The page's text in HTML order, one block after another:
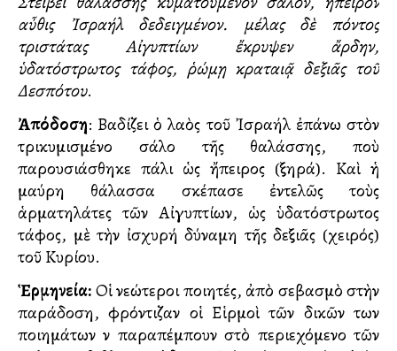
αὖθις Ἰσραήλ δεδειγμένον. μέλας δὲ πόντος
τριστάτας Αἰγυπτίων ἔκρυψεν ἄρδην,
ὑδατόστρωτος τάφος, ῥώμῃ κραταιᾷ δεξιᾶς τοῦ
Δεσπότου.
Ἀπόδοση: Βαδίζει ὁ λαὸς τοῦ Ἰσραήλ ἐπάνω στὸν
τρικυμισμένο σάλο τῆς θαλάσσης, ποὺ
παρουσιάσθηκε πάλι ὡς ἤπειρος (ξηρά). Καὶ ἡ
μαύρη θάλασσα σκέπασε ἐντελῶς τοὺς
ἁρματηλάτες τῶν Αἰγυπτίων, ὡς ὑδατόστρωτος
τάφος, μὲ τὴν ἰσχυρή δύναμη τῆς δεξιᾶς (χειρός)
τοῦ Κυρίου.
Ἑρμηνεία:Οἱ νεώτεροι ποιητές, ἀπὸ σεβασμὸ στὴν
παράδοση, φρόντιζαν οἱ Εἱρμοὶ τῶν δικῶν των
ποιημάτων νὰ παραπέμπουν στὸ περιεχόμενο τῶν